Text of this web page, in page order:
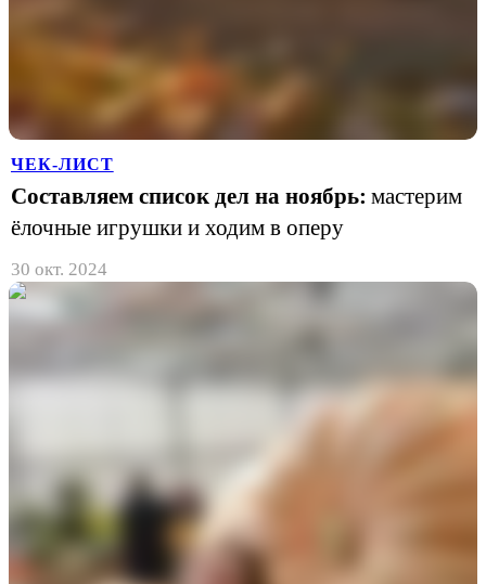
ЧЕК-ЛИСТ
Составляем список дел на ноябрь: мастерим
ёлочные игрушки и ходим в оперу
30 окт. 2024